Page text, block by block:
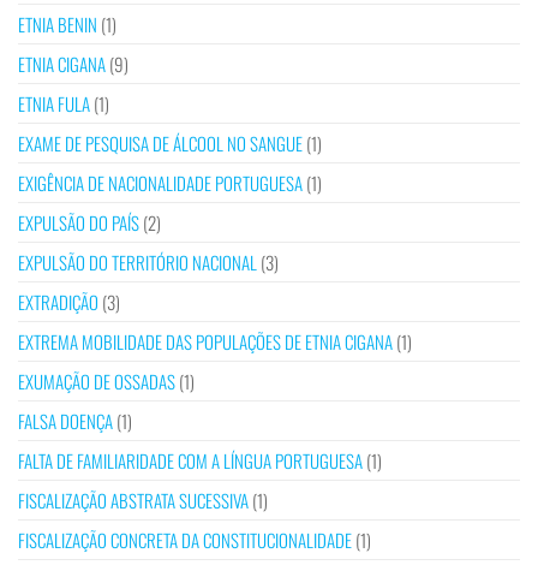
ETNIA BENIN (1)
ETNIA CIGANA(9)
ETNIA FULA(1)
EXAME DE PESQUISA DE ÁLCOOL NO SANGUE(1)
EXIGÊNCIA DE NACIONALIDADE PORTUGUESA(1)
EXPULSÃO DO PAÍS(2)
EXPULSÃO DO TERRITÓRIO NACIONAL (3)
EXTRADIÇÃO (3)
EXTREMA MOBILIDADE DAS POPULAÇÕES DE ETNIA CIGANA(1)
EXUMAÇÃO DE OSSADAS(1)
FALSA DOENÇA(1)
FALTA DE FAMILIARIDADE COM A LÍNGUA PORTUGUESA(1)
FISCALIZAÇÃO ABSTRATA SUCESSIVA(1)
FISCALIZAÇÃO CONCRETA DA CONSTITUCIONALIDADE(1)